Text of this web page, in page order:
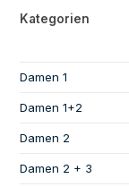
Kategorien
Damen 1
Damen 1+2
Damen 2
Damen 2 + 3